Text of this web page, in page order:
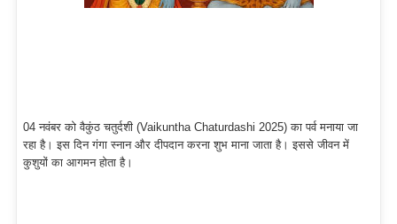
04 नवंबर को वैकुंठ चतुर्दशी (Vaikuntha Chaturdashi 2025) का पर्व मनाया जा
रहा है। इस दिन गंगा स्नान और दीपदान करना शुभ माना जाता है। इससे जीवन में
कुशुयों का आगमन होता है।